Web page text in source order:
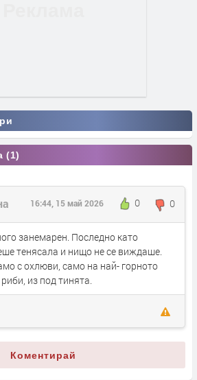
(1)
0 0
16:44, 15 май 2026
занемарен. Последно като
тенясала и нищо не се виждаше.
с охлюви, само на най- горното
из под тинята.
Коментирай